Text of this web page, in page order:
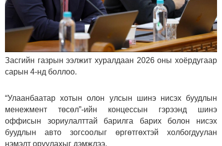
Засгийн газрын ээлжит хуралдаан 2026 оны хоёрдугаар
сарын 4-нд боллоо.
“Улаанбаатар хотын олон улсын шинэ нисэх буудлын
менежмент төсөл”-ийн концессын гэрээнд шинэ
оффисын зориулалттай барилга барих болон нисэх
буудлын авто зогсоолыг өргөтгөхтэй холбогдуулан
нэмэлт оруулахыг дэмжлээ.